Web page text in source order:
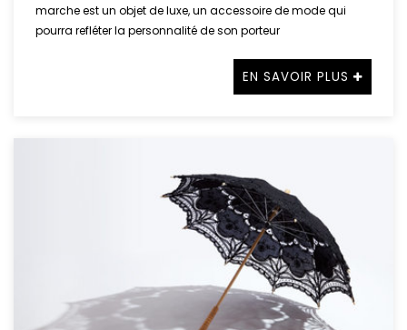
marche est un objet de luxe, un accessoire de mode qui
pourra refléter la personnalité de son porteur
EN SAVOIR PLUS